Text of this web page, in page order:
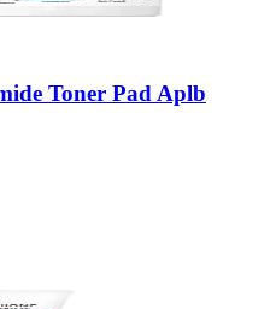
Toner Pad Aplb